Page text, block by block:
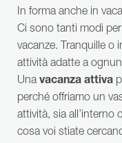
In forma anche in
Ci sono tanti modi
vacanze. Tranquille o
attività adatte a
Una vacanza attiva
perché offriamo un
attività, sia all’interno
cosa voi stiate
Tutte le informazioni
nella nostra sezione
con video e foto
Se non vedete
Klosterbräu, potete